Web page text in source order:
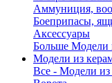
Аммуниция,
Боеприпасы,
Аксессуары
Больше Модели
Модели из
Все - Модели из